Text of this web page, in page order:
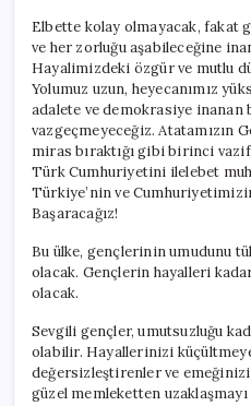
Elbette kolay olmayacak, fakat
ve her zorluğu aşabileceğine
Hayalimizdeki özgür ve mutlu
Yolumuz uzun, heyecanımız
adalete ve demokrasiye inanan
vazgeçmeyeceğiz. Atatamızın
miras bıraktığı gibi birinci
Türk Cumhuriyetini ilelebet
Türkiye’nin ve
Başaracağız!
Bu ülke, gençlerinin umudunu
olacak. Gençlerin hayalleri
olacak.
Sevgili gençler, umutsuzluğu
olabilir. Hayallerinizi
değersizleştirenler ve
güzel memleketten